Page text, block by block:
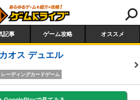
記事 ゲーム攻略 オススメ
オス デュエル
レーディングカードゲーム